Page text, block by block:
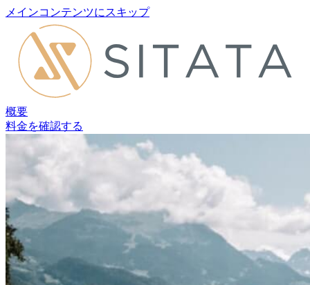
メインコンテンツにスキップ
概要
料金を確認する